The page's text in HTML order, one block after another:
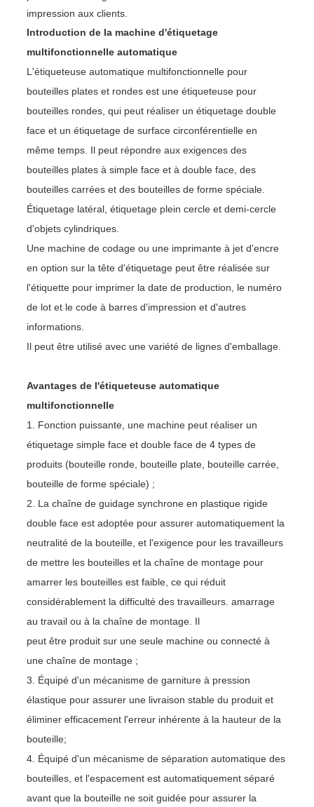
impression aux clients.
Introduction de la machine d'étiquetage
multifonctionnelle automatique
L'étiqueteuse automatique multifonctionnelle pour
bouteilles plates et rondes est une étiqueteuse pour
bouteilles rondes, qui peut réaliser un étiquetage double
face et un étiquetage de surface circonférentielle en
même temps. Il peut répondre aux exigences des
bouteilles plates à simple face et à double face, des
bouteilles carrées et des bouteilles de forme spéciale.
Étiquetage latéral, étiquetage plein cercle et demi-cercle
d'objets cylindriques.
Une machine de codage ou une imprimante à jet d'encre
en option sur la tête d'étiquetage peut être réalisée sur
l'étiquette pour imprimer la date de production, le numéro
de lot et le code à barres d'impression et d'autres
informations.
Il peut être utilisé avec une variété de lignes d'emballage.
Avantages de l'étiqueteuse automatique
multifonctionnelle
1. Fonction puissante, une machine peut réaliser un
étiquetage simple face et double face de 4 types de
produits (bouteille ronde, bouteille plate, bouteille carrée,
bouteille de forme spéciale) ;
2. La chaîne de guidage synchrone en plastique rigide
double face est adoptée pour assurer automatiquement la
neutralité de la bouteille, et l'exigence pour les travailleurs
de mettre les bouteilles et la chaîne de montage pour
amarrer les bouteilles est faible, ce qui réduit
considérablement la difficulté des travailleurs. amarrage
au travail ou à la chaîne de montage. Il
peut être produit sur une seule machine ou connecté à
une chaîne de montage ;
3. Équipé d'un mécanisme de garniture à pression
élastique pour assurer une livraison stable du produit et
éliminer efficacement l'erreur inhérente à la hauteur de la
bouteille;
4. Équipé d'un mécanisme de séparation automatique des
bouteilles, et l'espacement est automatiquement séparé
avant que la bouteille ne soit guidée pour assurer la